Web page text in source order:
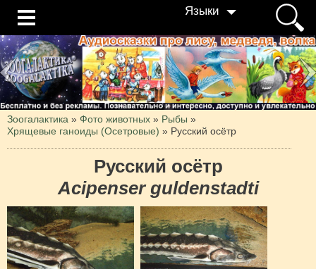
Языки
Зоогалактика » Фото животных » Рыбы »
Хрящевые ганоиды (Осетровые) » Русский осётр
Русский осётр
Acipenser guldenstadti